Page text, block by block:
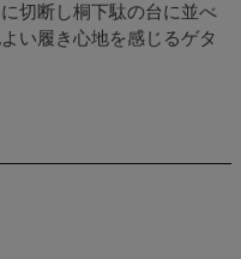
切断し桐下駄の台に並べ
い履き心地を感じるゲタ